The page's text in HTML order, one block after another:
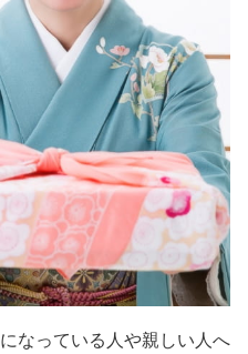
なっている人や親しい人へ